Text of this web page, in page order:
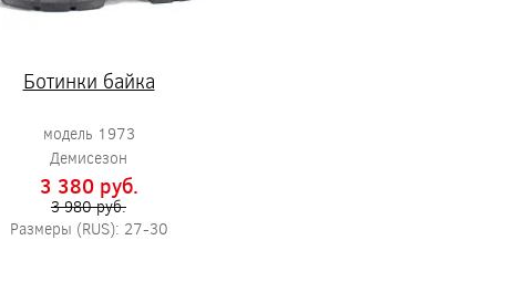
Ботинки байка
модель 1973
Демисезон
3 380 pуб.
3 980 pуб.
Размеры (RUS): 27-30